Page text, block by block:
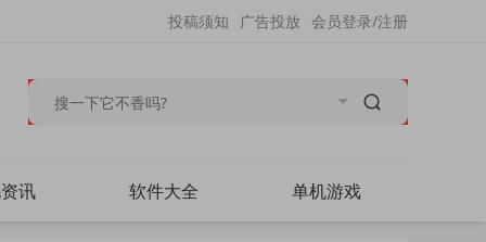
会员登录/注册
广告投放
投稿须知
讯 软件大全 单机游戏